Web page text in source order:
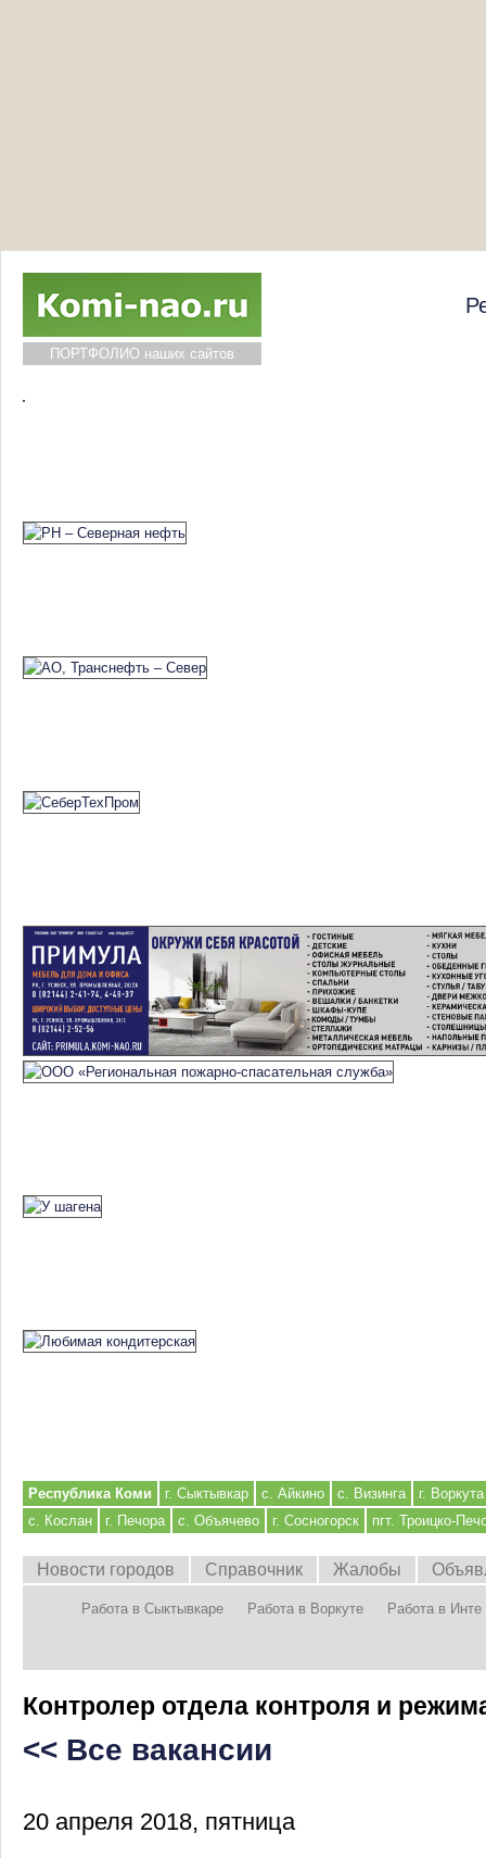
ПОРТФОЛИО наших сайтов
Республика Коми г. Сыктывкар с. Айкино с. Визинга
г. Воркута
с. Кослан
г. Печора с. Объячево г. Сосногорск пгт. Троицко-
Новости городов Справочник Жалобы
Работа в Сыктывкаре Работа в Воркуте Работа в Инте
Контролер отдела контроля и
<< Все вакансии
20 апреля 2018, пятница